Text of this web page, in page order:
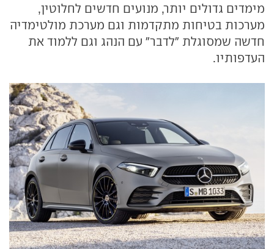
מימדים גדולים יותר, מנועים חדשים לחלוטין,
מערכות בטיחות מתקדמות וגם מערכת מולטימדיה
חדשה שמסוגלת "לדבר" עם הנהג וגם ללמוד את
העדפותיו.